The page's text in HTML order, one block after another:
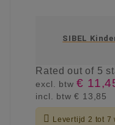
SIBEL
Ratedout of 5
excl. btw€
incl. btw€ 13,85
 Levertijd 2 tot 7